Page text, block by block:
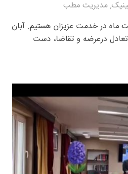
,مدیریت مطب
ماه در خدمت عزیزان هستیم. آبان
درعرضه و تقاضا، دست